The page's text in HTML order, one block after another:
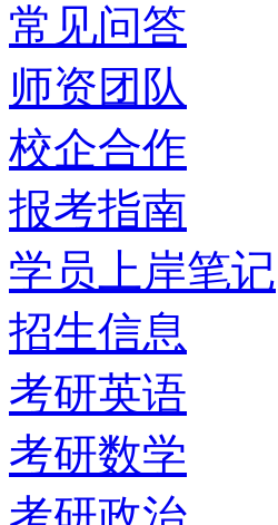
常见问答
师资团队
校企合作
报考指南
学员上岸笔记
招生信息
考研英语
考研数学